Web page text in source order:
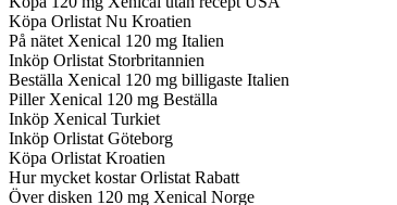
Köpa Orlistat Nu Kroatien
På nätet Xenical 120 mg Italien
Inköp Orlistat Storbritannien
Beställa Xenical 120 mg billigaste Italien
Piller Xenical 120 mg Beställa
Inköp Xenical Turkiet
Inköp Orlistat Göteborg
Köpa Orlistat Kroatien
Hur mycket kostar Orlistat Rabatt
Över disken 120 mg Xenical Norge